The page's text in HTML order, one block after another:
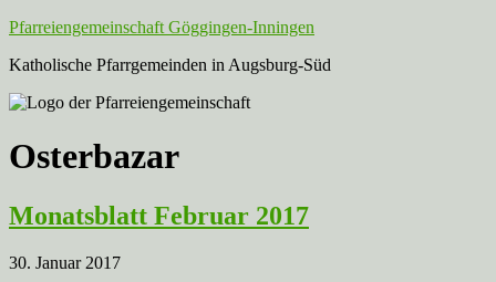
Pfarreiengemeinschaft Göggingen-Inningen
Katholische Pfarrgemeinden in Augsburg-Süd
Osterbazar
Monatsblatt Februar 2017
30. Januar 2017